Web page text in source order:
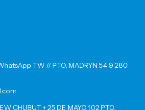
TW // PTO. MADRYN 54 9 280
CHUBUT + 25 DE MAYO 102 PTO.